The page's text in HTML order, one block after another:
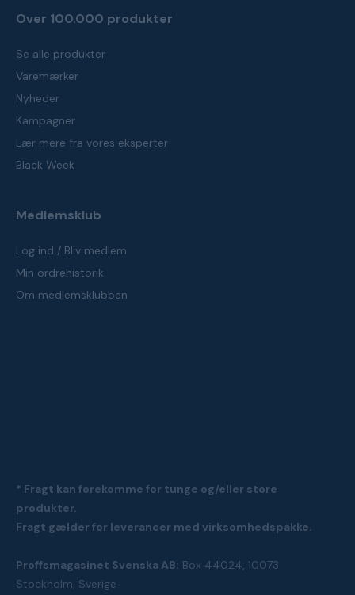
Over 100.000 produkter
Se alle produkter
Varemærker
Nyheder
Kampagner
Lær mere fra vores eksperter
Black Week
Medlemsklub
Log ind / Bliv medlem
Min ordrehistorik
Om medlemsklubben
* Fragt kan forekomme for tunge og/eller store
produkter.
Fragt gælder for leverancer med virksomhedspakke.
Proffsmagasinet Svenska AB: Box 44024, 10073
Stockholm, Sverige